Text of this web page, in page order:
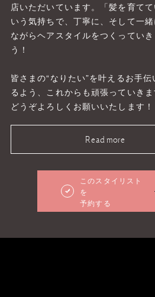
店いただいています。「髪を育てて
いう気持ちで、丁寧に、そして一
ながらヘアスタイルをつくっていき
う！
皆さまの“なりたい”を叶えるお手伝
るよう、これからも頑張っていきま
どうぞよろしくお願いいたします！
Read more
このスタイリスト
を
予約する